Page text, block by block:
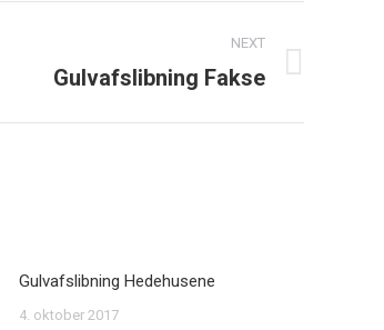
NEXT
Gulvafslibning Fakse
Gulvafslibning Hedehusene
4. oktober 2017